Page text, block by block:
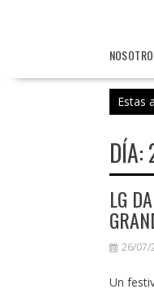
Estas
DÍA:
LG
26/07/
Un